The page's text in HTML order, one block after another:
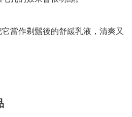
當作剃鬚後的舒緩乳液，清爽又